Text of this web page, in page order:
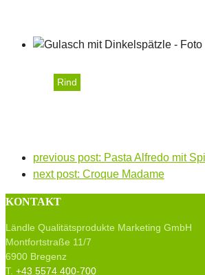
Rind
previous post: Pasta Alfredo mit
next post: Croque Madame
KONTAKT
Ländle Qualitätsprodukte Marketing GmbH
Montfortstraße 11/7
6900 Bregenz
T. +43 5574 400-700